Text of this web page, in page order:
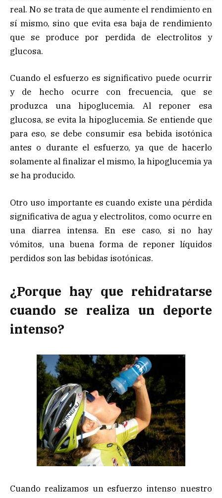
real. No se trata de que aumente el rendimiento en
sí mismo, sino que evita esa baja de rendimiento
que se produce por perdida de electrolitos y
glucosa.
Cuando el esfuerzo es significativo puede ocurrir
y de hecho ocurre con frecuencia, que se
produzca una hipoglucemia. Al reponer esa
glucosa, se evita la hipoglucemia. Se entiende que
para eso, se debe consumir esa bebida isotónica
antes o durante el esfuerzo, ya que de hacerlo
solamente al finalizar el mismo, la hipoglucemia ya
se ha producido.
Otro uso importante es cuando existe una pérdida
significativa de agua y electrolitos, como ocurre en
una diarrea intensa. En ese caso, si no hay
vómitos, una buena forma de reponer líquidos
perdidos son las bebidas isotónicas.
¿Porque hay que rehidratarse
cuando se realiza un deporte
intenso?
Cuando realizamos un esfuerzo intenso nuestro